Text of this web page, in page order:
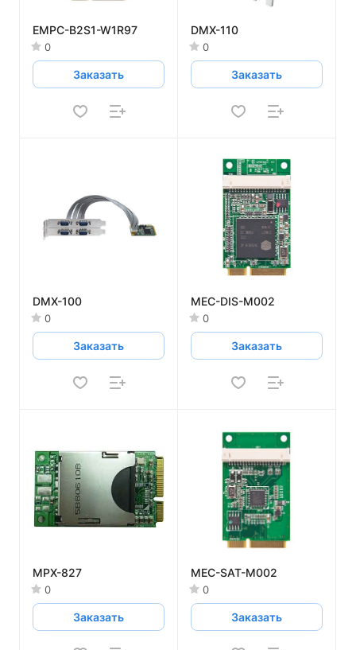
EMPC-B2S1-W1R97
0
Заказать
DMX-110
0
Заказать
DMX-100
0
Заказать
MEC-DIS-M002
0
Заказать
MPX-827
0
Заказать
MEC-SAT-M002
0
Заказать